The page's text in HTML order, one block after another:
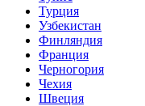
Турция
Узбекистан
Финляндия
Франция
Черногория
Чехия
Швеция